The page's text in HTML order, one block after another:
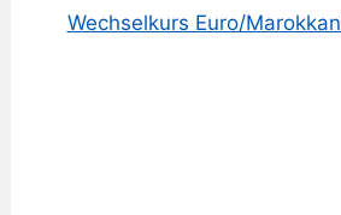
Wechselkurs Euro/